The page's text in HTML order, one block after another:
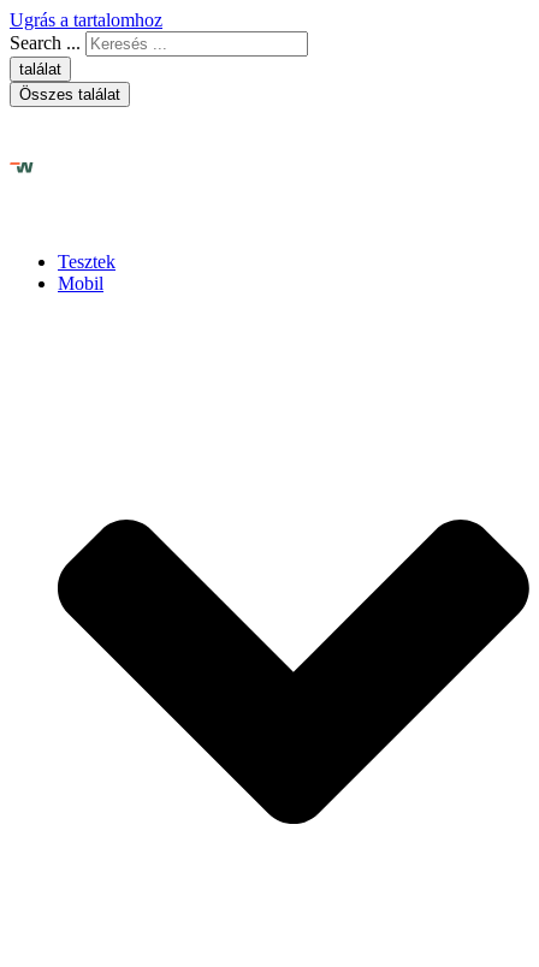
Ugrás a tartalomhoz
Search ...
találat
Összes találat
Tesztek
Mobil